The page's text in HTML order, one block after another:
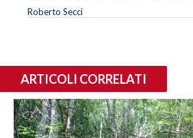
Roberto Secci
ARTICOLI CORRELATI